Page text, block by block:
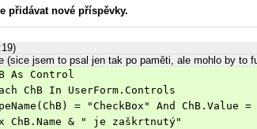
přidávat nové příspěvky.
(sice jsem to psal jen tak po paměti, ale mohlo by to
As Control
ChB In UserForm.Controls
= "CheckBox" And ChB.Value =
ChB.Name & " je zaškrtnutý"